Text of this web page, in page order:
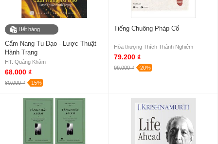
Hết hàng
Cẩm Nang Tu Đạo - Lược Thuật
Hành Trạng
HT. Quảng Khâm
68.000 ₫
80.000 ₫ -15%
Tiếng Chuông Pháp Cổ
Hòa thượng Thích Thánh Nghiêm
79.200 ₫
99.000 ₫ -20%